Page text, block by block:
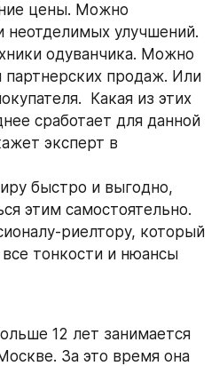
цены. Можно
неотделимых улучшений.
одуванчика. Можно
партнерских продаж. Или
Какая из этих
сработает для данной
эксперт в
быстро и выгодно,
этим самостоятельно.
риелтору, который
тонкости и нюансы
12 лет занимается
За это время она